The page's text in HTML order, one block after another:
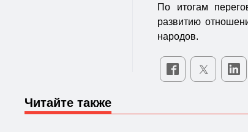
По итогам
развитию
народов.
Читайте также